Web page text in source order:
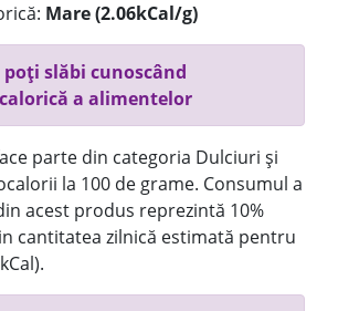
Mare (2.06kCal/g)
slăbi cunoscând
a alimentelor
parte din categoria Dulciuri și
la 100 de grame. Consumul a
acest produs reprezintă 10%
cantitatea zilnică estimată pentru